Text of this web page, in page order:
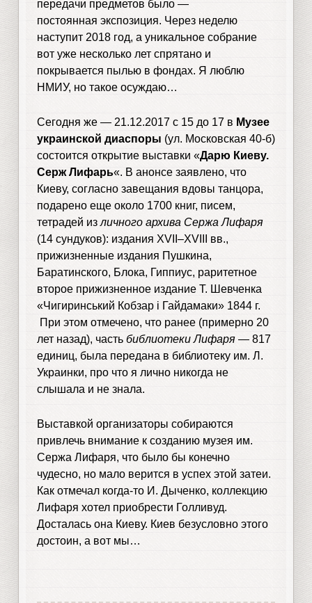
передачи предметов было —
постоянная экспозиция. Через неделю
наступит 2018 год, а уникальное собрание
вот уже несколько лет спрятано и
покрывается пылью в фондах. Я люблю
НМИУ, но такое осуждаю…
Сегодня же — 21.12.2017 с 15 до 17 в Музее
украинской диаспоры (ул. Московская 40-б)
состоится открытие выставки «Дарю Киеву.
Серж Лифарь«. В анонсе заявлено, что
Киеву, согласно завещания вдовы танцора,
подарено еще около 1700 книг, писем,
тетрадей из личного архива Сержа Лифаря
(14 сундуков): издания ХVII–XVIII вв.,
прижизненные издания Пушкина,
Баратинского, Блока, Гиппиус, раритетное
второе прижизненное издание Т. Шевченка
«Чигиринський Кобзар і Гайдамаки» 1844 г.
При этом отмечено, что ранее (примерно 20
лет назад), часть библиотеки Лифаря— 817
единиц, была передана в библиотеку им. Л.
Украинки, про что я лично никогда не
слышала и не знала.
Выставкой организаторы собираются
привлечь внимание к созданию музея им.
Сержа Лифаря, что было бы конечно
чудесно, но мало верится в успех этой затеи.
Как отмечал когда-то И. Дыченко, коллекцию
Лифаря хотел приобрести Голливуд.
Досталась она Киеву. Киев безусловно этого
достоин, а вот мы…